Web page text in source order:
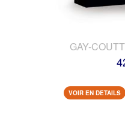
GAY-
VOIR EN DETAILS